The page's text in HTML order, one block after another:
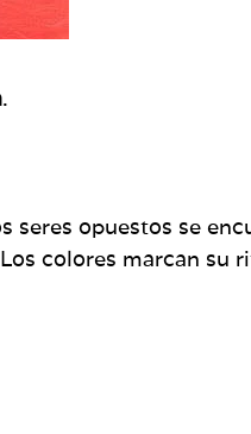
.
opuestos se
colores marcan su